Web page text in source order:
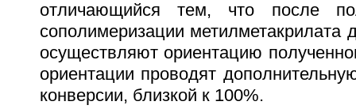
отличающийся тем, что после
сополимеризации метилметакрилата
осуществляют ориентацию
ориентации проводят
конверсии, близкой к 100%.